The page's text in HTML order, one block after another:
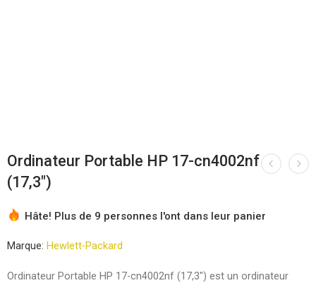
Ordinateur Portable HP 17-cn4002nf
(17,3″)
Hâte! Plus de 9 personnes l'ont dans leur panier
Marque: Hewlett-Packard
Ordinateur Portable HP 17-cn4002nf (17,3″) est un ordinateur